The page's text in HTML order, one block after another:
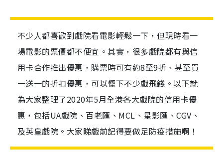
不少人都喜歡到戲院看電影輕鬆一下，但現時看一
場電影的票價都不便宜。其實，很多戲院都有與信
用卡合作推出優惠，購票時可有約8至9折、甚至買
一送一的折扣優惠，可以慳下不少戲飛錢。以下就
為大家整理了2020年5月全港各大戲院的信用卡優
惠，包括UA戲院、百老匯、MCL、星影匯、CGV、
及英皇戲院。大家睇戲前記得要做足防疫措施啊！